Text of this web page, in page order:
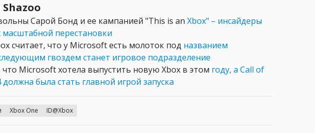
Сарой Бонд и ее кампанией "This is an Xbox" – инсайдеры
масштабной перестановки
считает, что у Microsoft есть молоток под названием
гвоздем станет игровое подразделение
Microsoft хотела выпустить новую Xbox в этом году, а Call of
была стать главной игрой запуска
Xbox One ID@Xbox